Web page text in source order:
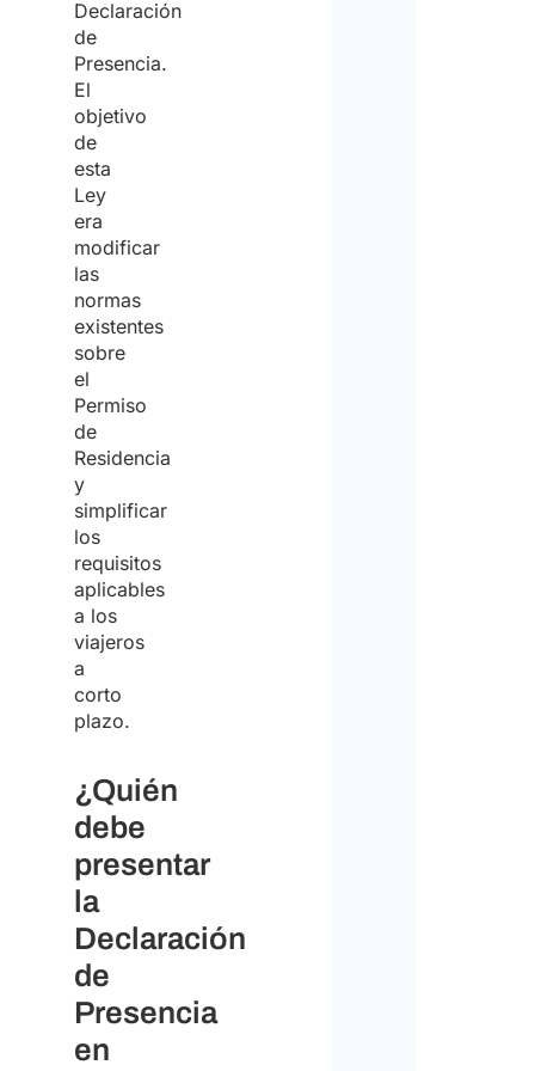
Declaración
de
Presencia.
El
objetivo
de
esta
Ley
era
modificar
las
normas
existentes
sobre
el
Permiso
de
Residencia
y
simplificar
los
requisitos
aplicables
a los
viajeros
a
corto
plazo.
¿Quién
debe
presentar
la
Declaración
de
Presencia
en